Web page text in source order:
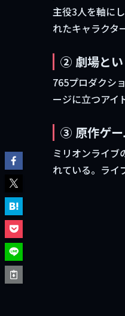
主役3人を軸に
れたキャラクタ
② 劇場とい
765プロダクシ
ージに立つアイ
③ 原作ゲー
ミリオンライブ
れている。ライ